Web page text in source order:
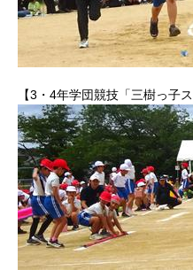
【3・4年学団競技「三樹っ子